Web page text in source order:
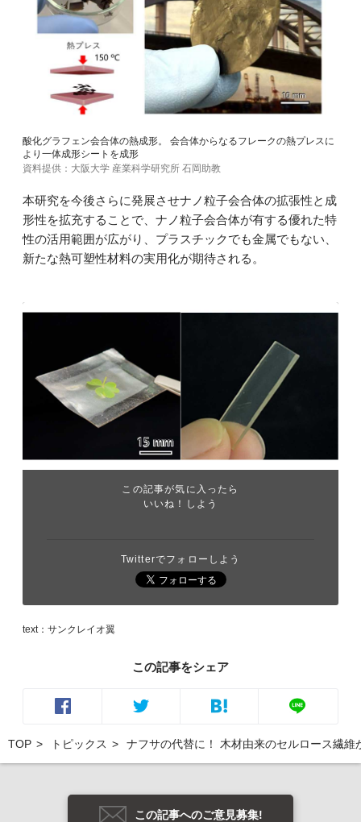
酸化グラフェン会合体の熱成形。 会合体からなるフレークの熱プレスに
より一体成形シートを成形
資料提供：大阪大学 産業科学研究所 石岡助教
本研究を今後さらに発展させナノ粒子会合体の拡張性と成
形性を拡充することで、ナノ粒子会合体が有する優れた特
性の活用範囲が広がり、プラスチックでも金属でもない、
新たな熱可塑性材料の実用化が期待される。
この記事が気に入ったら
いいね！しよう
Twitterでフォローしよう
text：サンクレイオ翼
この記事をシェア
TOP トピックス ナフサの代替に！ 木材由来のセルロース繊
この記事へのご意見募集!